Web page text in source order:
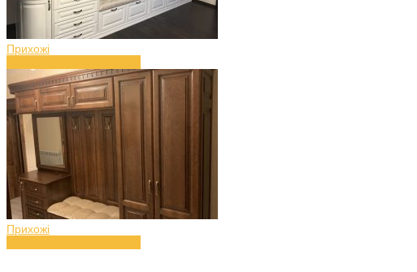
Прихожі
Прихожі